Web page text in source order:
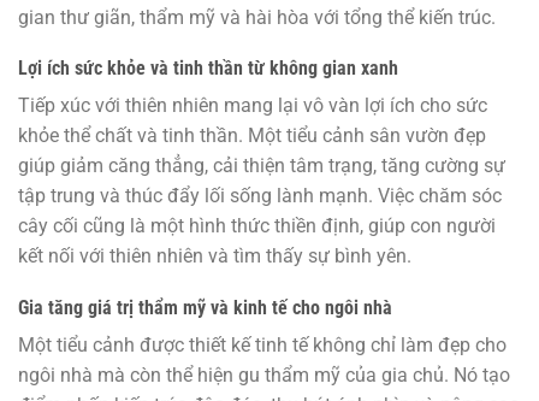
gian thư giãn, thẩm mỹ và hài hòa với tổng thể kiến trúc.
Lợi ích sức khỏe và tinh thần từ không gian xanh
Tiếp xúc với thiên nhiên mang lại vô vàn lợi ích cho sức
khỏe thể chất và tinh thần. Một tiểu cảnh sân vườn đẹp
giúp giảm căng thẳng, cải thiện tâm trạng, tăng cường sự
tập trung và thúc đẩy lối sống lành mạnh. Việc chăm sóc
cây cối cũng là một hình thức thiền định, giúp con người
kết nối với thiên nhiên và tìm thấy sự bình yên.
Gia tăng giá trị thẩm mỹ và kinh tế cho ngôi nhà
Một tiểu cảnh được thiết kế tinh tế không chỉ làm đẹp cho
ngôi nhà mà còn thể hiện gu thẩm mỹ của gia chủ. Nó tạo